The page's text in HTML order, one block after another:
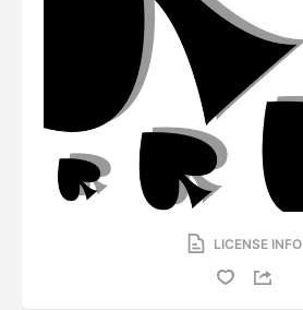
LICENSE INFO